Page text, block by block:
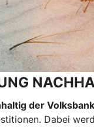
der
Dabei